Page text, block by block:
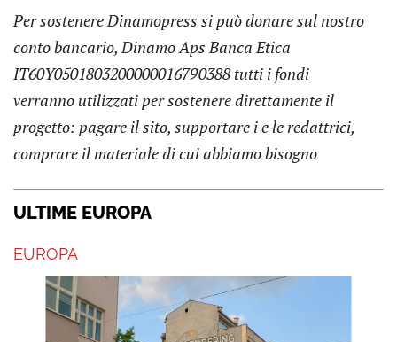
Per sostenere Dinamopress si può donare sul nostro
conto bancario, Dinamo Aps Banca Etica
IT60Y0501803200000016790388 tutti i fondi
verranno utilizzati per sostenere direttamente il
progetto: pagare il sito, supportare i e le redattrici,
comprare il materiale di cui abbiamo bisogno
ULTIME EUROPA
EUROPA